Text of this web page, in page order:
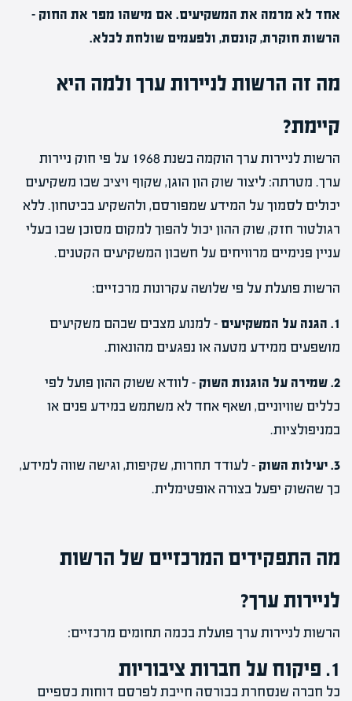
אחד לא מרמה את המשקיעים. אם מישהו מפר את החוק –
הרשות חוקרת, קונסת, ולפעמים שולחת לכלא.
מה זה הרשות לניירות ערך ולמה היא
קיימת?
הרשות לניירות ערך הוקמה בשנת 1968 על פי חוק ניירות
ערך. מטרתה: ליצור שוק הון הוגן, שקוף ויציב שבו משקיעים
יכולים לסמוך על המידע שמפורסם, ולהשקיע בביטחון. ללא
רגולטור חזק, שוק ההון יכול להפוך למקום מסוכן שבו בעלי
עניין פנימיים מרוויחים על חשבון המשקיעים הקטנים.
הרשות פועלת על פי שלושה עקרונות מרכזיים:
1. הגנה על המשקיעים
– למנוע מצבים שבהם משקיעים
מושפעים ממידע מטעה או נפגעים מהונאות.
2. שמירה על הוגנות השוק
– לוודא ששוק ההון פועל לפי
כללים שוויוניים, ושאף אחד לא משתמש במידע פנים או
במניפולציות.
3. יעילות השוק
– לעודד תחרות, שקיפות, וגישה שווה למידע,
כך שהשוק יפעל בצורה אופטימלית.
מה התפקידים המרכזיים של הרשות
לניירות ערך?
הרשות לניירות ערך פועלת בכמה תחומים מרכזיים:
1. פיקוח על חברות ציבוריות
כל חברה שנסחרת בבורסה חייבת לפרסם דוחות כספיים